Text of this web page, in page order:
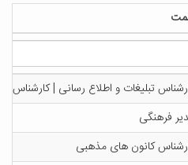
تبلیغات و اطلاع رسانی | کارشناس
فرهنگی
کانون های مذهبی